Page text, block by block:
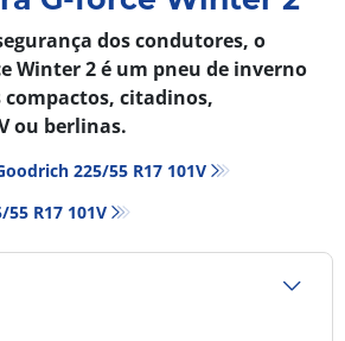
dos condutores, o
Winter 2 é um pneu de inverno
citadinos,
ou berlinas.
225/55 R17 101V
R17 101V